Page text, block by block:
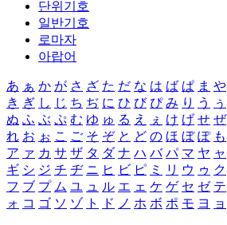
단위기호
일반기호
로마자
아랍어
あ ぁ か が さ ざ た だ な は ば ぱ ま や
き ぎ し じ ち ぢ に ひ び ぴ み り う ぅ
ぬ ふ ぶ ぷ む ゆ ゅ る え ぇ け げ せ ぜ
れ お ぉ こ ご そ ぞ と ど の ほ ぼ ぽ も
ア ァ カ サ ザ タ ダ ナ ハ バ パ マ ヤ ャ
ギ シ ジ チ ヂ ニ ヒ ビ ピ ミ リ ウ ゥ ク
フ ブ プ ム ユ ュ ル エ ェ ケ ゲ セ ゼ テ
ォ コ ゴ ソ ゾ ト ド ノ ホ ボ ポ モ ヨ ョ